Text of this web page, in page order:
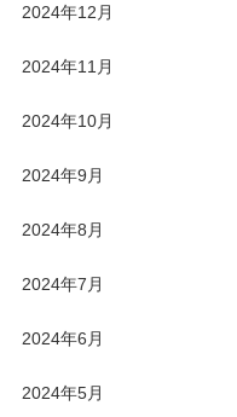
2024年12月
2024年11月
2024年10月
2024年9月
2024年8月
2024年7月
2024年6月
2024年5月